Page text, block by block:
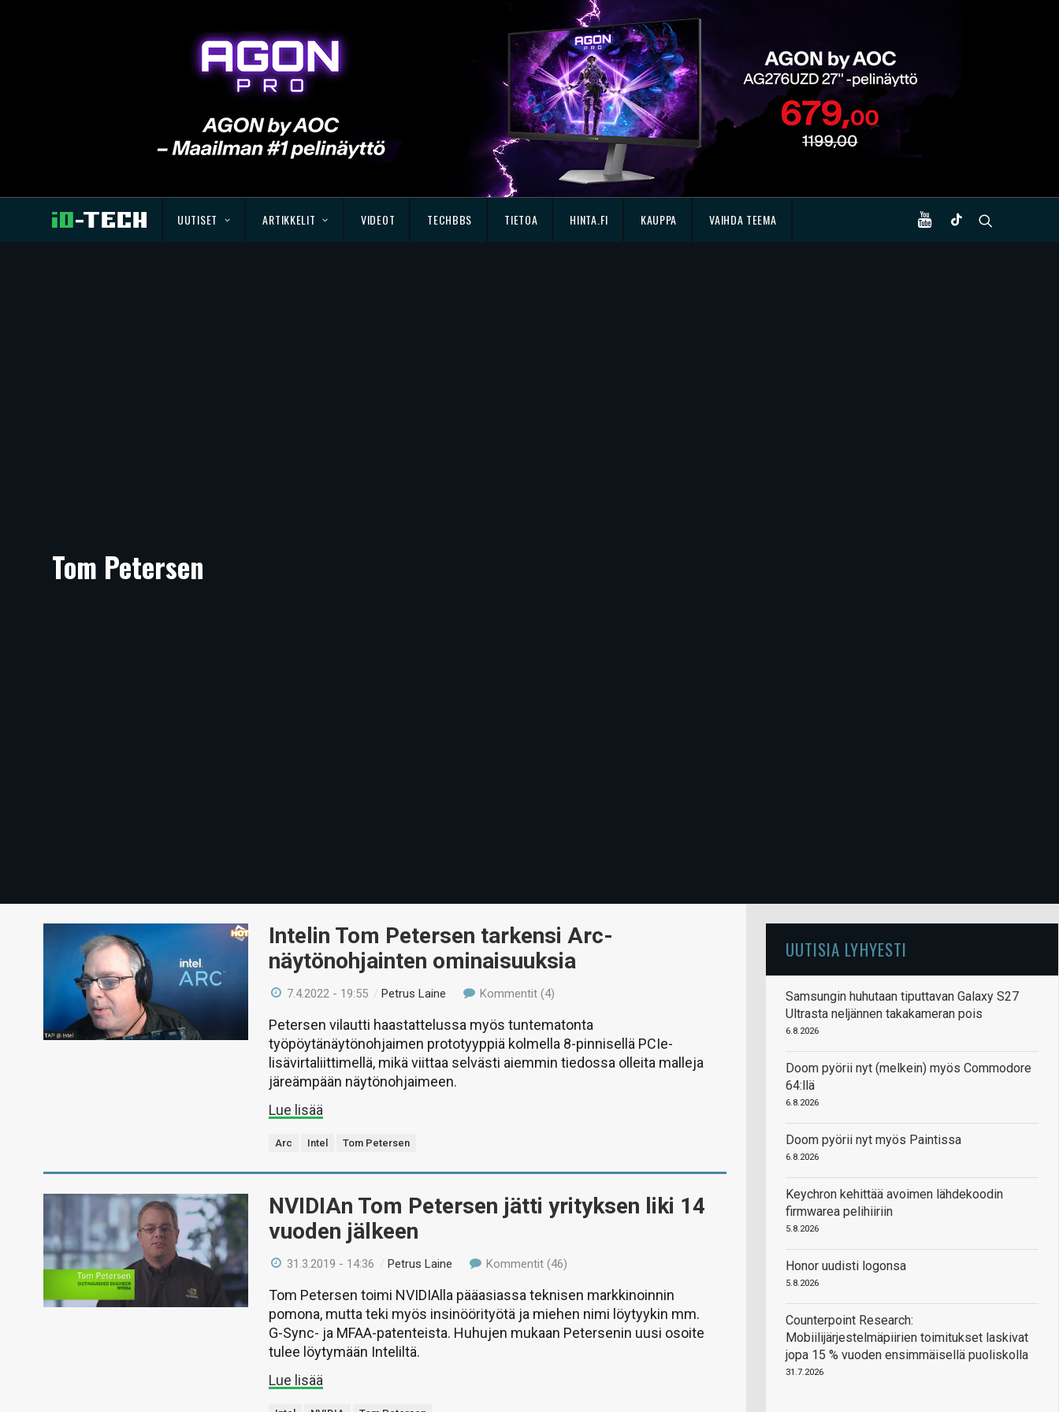
UUTISET ARTIKKELIT VIDEOT TECHBBS TIETOA HINTA.FI KAUPPA VAIHDA TEEMA
Tom Petersen
Intelin Tom Petersen tarkensi Arc-
näytönohjainten ominaisuuksia
7.4.2022 - 19:55 /Petrus Laine Kommentit (4)
Petersen vilautti haastattelussa myös tuntematonta
työpöytänäytönohjaimen prototyyppiä kolmella 8-pinnisellä PCIe-
lisävirtaliittimellä, mikä viittaa selvästi aiemmin tiedossa olleita malleja
järeämpään näytönohjaimeen.
Lue lisää
Arc Intel Tom Petersen
NVIDIAn Tom Petersen jätti yrityksen liki 14
vuoden jälkeen
31.3.2019 - 14:36 /Petrus Laine Kommentit (46)
Tom Petersen toimi NVIDIAlla pääasiassa teknisen markkinoinnin
pomona, mutta teki myös insinöörityötä ja miehen nimi löytyykin mm.
G-Sync- ja MFAA-patenteista. Huhujen mukaan Petersenin uusi osoite
tulee löytymään Inteliltä.
Lue lisää
UUTISIA LYHYESTI
Samsungin huhutaan tiputtavan Galaxy S27
Ultrasta neljännen takakameran pois
6.8.2026
Doom pyörii nyt (melkein) myös Commodore
64:llä
6.8.2026
Doom pyörii nyt myös Paintissa
6.8.2026
Keychron kehittää avoimen lähdekoodin
firmwarea pelihiiriin
5.8.2026
Honor uudisti logonsa
5.8.2026
Counterpoint Research:
Mobiilijärjestelmäpiirien toimitukset laskivat
jopa 15 % vuoden ensimmäisellä puoliskolla
31.7.2026